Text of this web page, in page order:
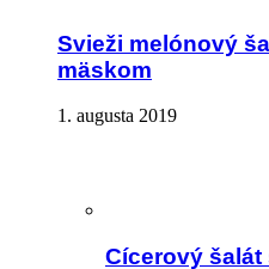
Svieži melónový
mäskom
1. augusta 2019
Cícerový šalát